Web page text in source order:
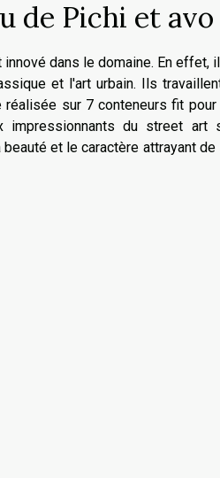
de Pichi et avo
dans le domaine. En effet,
et l'art urbain. Ils
sur 7 conteneurs fit pour
du street art
et le caractère attrayant de